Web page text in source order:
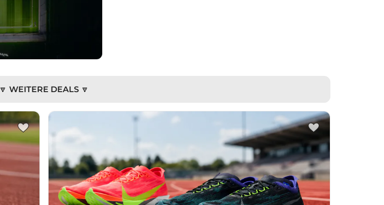
🔽 WEITERE DEALS 🔽